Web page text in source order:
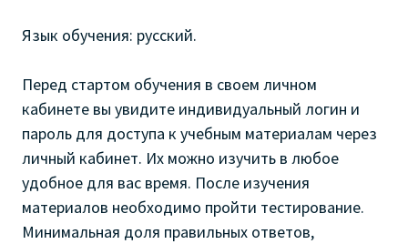
Язык обучения: русский.
Перед стартом обучения в своем личном
кабинете вы увидите индивидуальный логин и
пароль для доступа к учебным материалам через
личный кабинет. Их можно изучить в любое
удобное для вас время. После изучения
материалов необходимо пройти тестирование.
Минимальная доля правильных ответов,